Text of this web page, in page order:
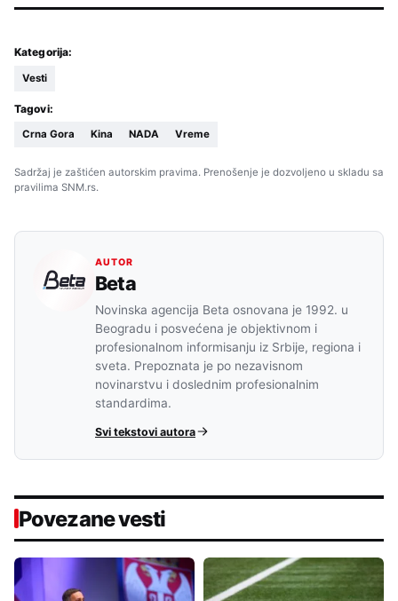
Kategorija:
Vesti
Tagovi:
Crna Gora Kina NADA Vreme
Sadržaj je zaštićen autorskim pravima. Prenošenje je dozvoljeno u skladu sa
pravilima SNM.rs.
AUTOR
Beta
Novinska agencija Beta osnovana je 1992. u
Beogradu i posvećena je objektivnom i
profesionalnom informisanju iz Srbije, regiona i
sveta. Prepoznata je po nezavisnom
novinarstvu i doslednim profesionalnim
standardima.
Svi tekstovi autora
Povezane vesti